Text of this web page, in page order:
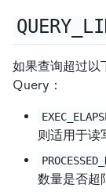
如果查询超过以
Query：
则适用于读
数量是否超